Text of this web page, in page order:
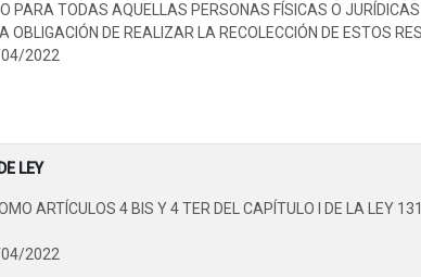
PARA TODAS AQUELLAS PERSONAS FÍSICAS O
OBLIGACIÓN DE REALIZAR LA RECOLECCIÓN DE ESTOS
04/2022
LEY
ARTÍCULOS 4 BIS Y 4 TER DEL CAPÍTULO I DE LA LEY
04/2022